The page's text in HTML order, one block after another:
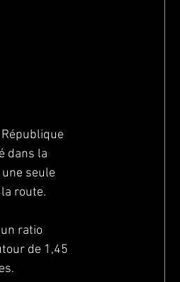
dans la
seule
route.
ratio
de 1,45